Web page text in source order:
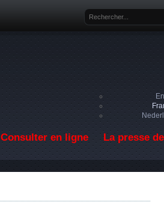
Formulaire
Consulter en ligne La presse